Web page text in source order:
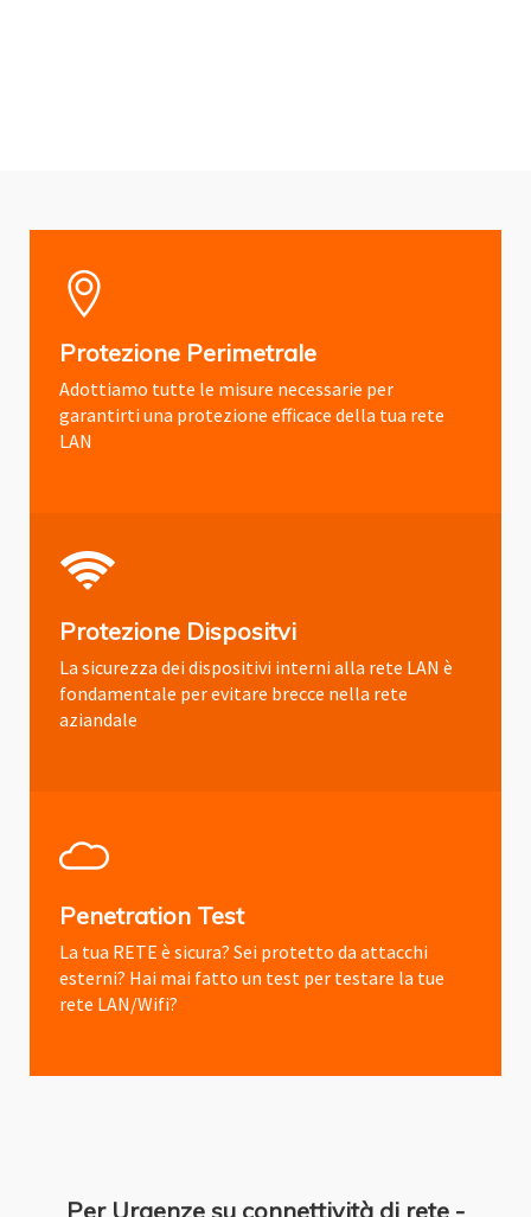
Protezione Perimetrale
Adottiamo tutte le misure necessarie per
garantirti una protezione efficace della tua rete
LAN
Protezione Dispositvi
La sicurezza dei dispositivi interni alla rete LAN è
fondamentale per evitare brecce nella rete
aziandale
Penetration Test
La tua RETE è sicura? Sei protetto da attacchi
esterni? Hai mai fatto un test per testare la tue
rete LAN/Wifi?
Per Urgenze su connettività di rete -